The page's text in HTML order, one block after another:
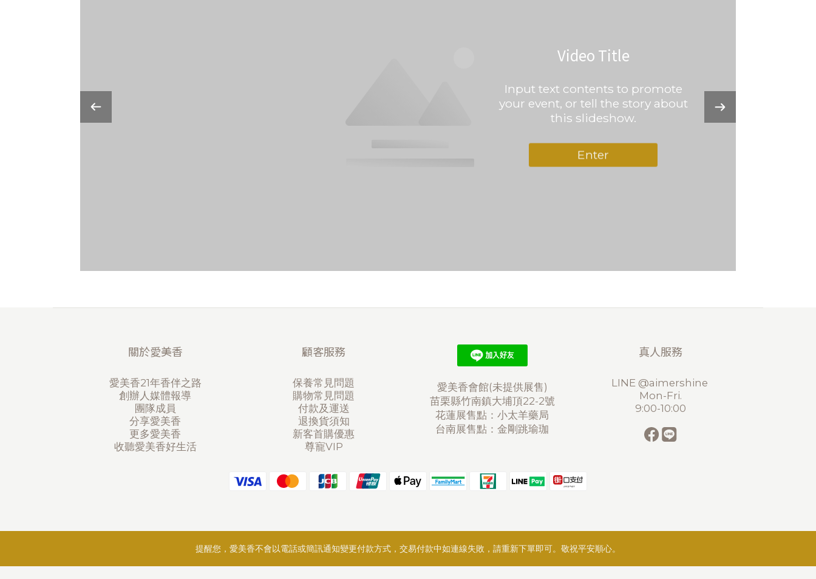
Video Title
Input text contents to promote
your event, or tell the story about
this slideshow.
Enter
關於愛美香
愛美香21年香伴之路
創辦人媒體報導
團隊成員
分享愛美香
更多愛美香
收聽愛美香好生活
顧客服務
保養常見問題
購物常見問題
付款及運送
退換貨須知
新客首購優惠
尊寵VIP
愛美香會館(未提供展售)
苗栗縣竹南鎮大埔頂22-2號
花蓮展售點：小太羊藥局
台南展售點：金剛跳瑜珈
真人服務
LINE @aimershine
Mon-Fri.
9:00-10:00
提醒您，愛美香不會以電話或簡訊通知變更付款方式，交易付款中如連線失敗，請重新下單即可。敬祝平安順心。